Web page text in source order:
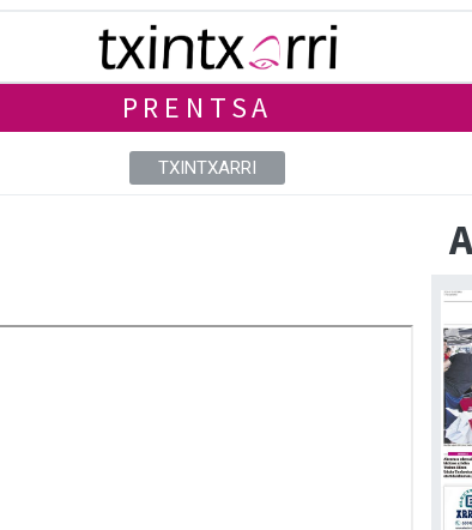
PRENTSA
TXINTXARRI